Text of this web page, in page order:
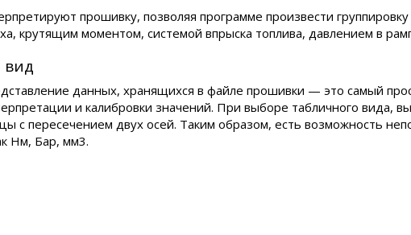
прошивку, позволяя программе произвести
крутящим моментом, системой впрыска топлива, давлением в
вид
данных, хранящихся в файле прошивки — это самый
и калибровки значений. При выборе табличного вида,
с пересечением двух осей. Таким образом, есть возможность
Нм, Бар, мм3.